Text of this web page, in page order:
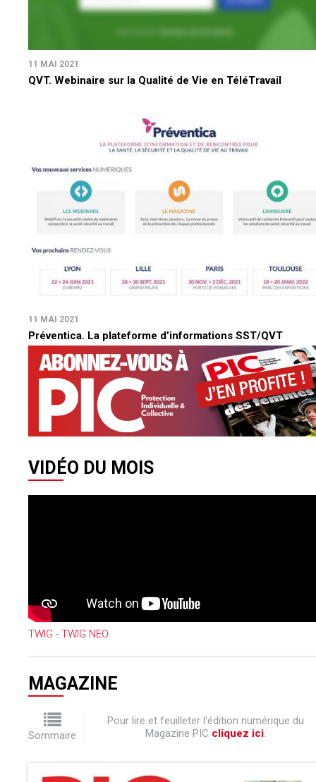
11 MAI 2021
QVT. Webinaire sur la Qualité de Vie en TéléTravail
11 MAI 2021
Préventica. La plateforme d’informations SST/QVT
VIDÉO DU MOIS
TWIG - TWIG NEO
MAGAZINE
Sommaire
Pour lire et feuilleter l'édition numérique du
Magazine PIC cliquez ici.